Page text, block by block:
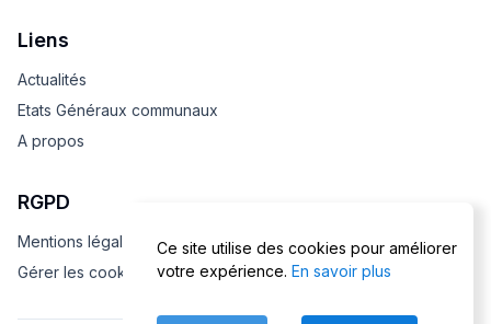
Liens
Actualités
Etats Généraux communaux
A propos
RGPD
Mentions légales
Gérer les cookies
Ce site utilise des cookies pour améliorer
votre expérience. En savoir plus